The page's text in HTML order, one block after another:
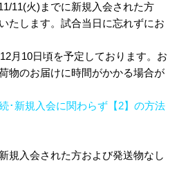
11(火)までに新規入会された方
たします。試合当日に忘れずにお
月10日頃を予定しております。お
物のお届けに時間がかかる場合が
･新規入会に関わらず【2】の方法
規入会された方および発送物なし